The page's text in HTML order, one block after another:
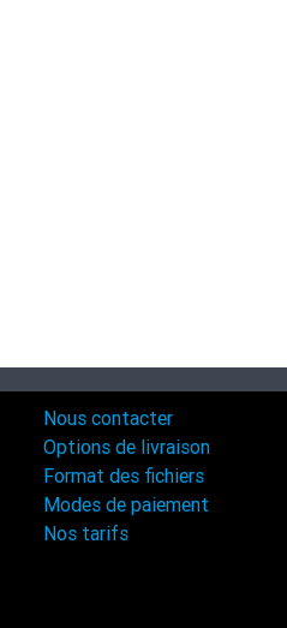
Nous contacter
Options de livraison
Format des fichiers
Modes de paiement
Nos tarifs